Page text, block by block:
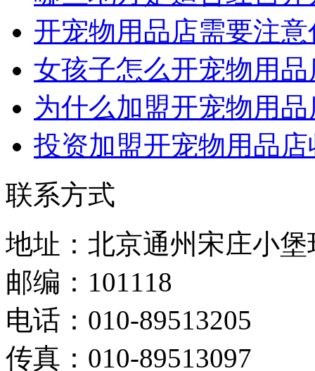
开宠物用品店需要注
女孩子怎么开宠物用
为什么加盟开宠物用
投资加盟开宠物用品
联系方式
地址：北京通州宋庄小
邮编：101118
电话：010-89513205
传真：010-89513097